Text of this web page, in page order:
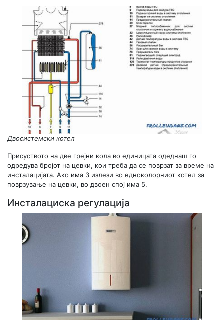
Двосистемски котел
Присуството на две грејни кола во единицата одеднаш го
одредува бројот на цевки, кои треба да се поврзат за време на
инсталацијата. Ако има 3 излези во едноколорниот котел за
поврзување на цевки, во двоен спој има 5.
Инсталациска регулација